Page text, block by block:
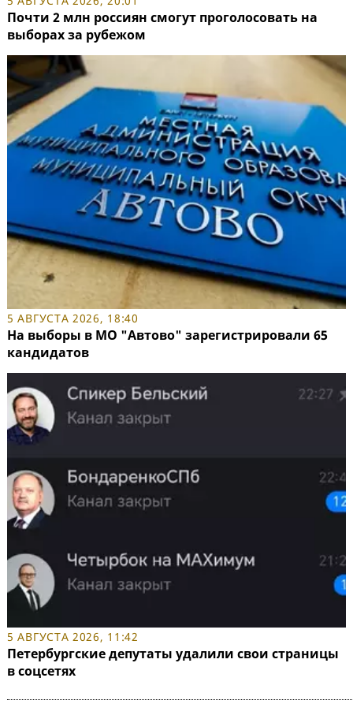
Почти 2 млн россиян смогут проголосовать на
выборах за рубежом
5 АВГУСТА 2026, 18:40
На выборы в МО "Автово" зарегистрировали 65
кандидатов
5 АВГУСТА 2026, 11:42
Петербургские депутаты удалили свои страницы
в соцсетях